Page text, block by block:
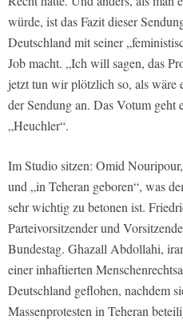
würde, ist das Fazit dieser
Deutschland mit seiner
Job macht. „Ich will sagen, das
jetzt tun wir plötzlich so, als wäre
der Sendung an. Das Votum
„Heuchler“.
Im Studio sitzen: Omid
und „in Teheran geboren“, was
sehr wichtig zu betonen ist.
Parteivorsitzender und
Bundestag. Ghazall Abdollahi,
einer inhaftierten
Deutschland geflohen, nachdem
Massenprotesten in Teheran